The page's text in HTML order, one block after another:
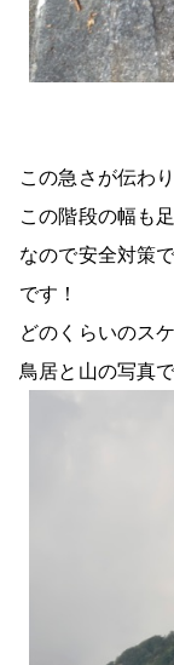
この急さが伝わ
この階段の幅も
なので安全対策
です！
どのくらいのス
鳥居と山の写真